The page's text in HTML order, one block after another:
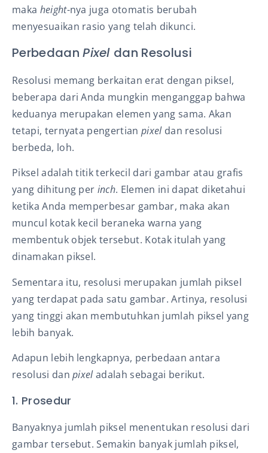
maka height-nya juga otomatis berubah
menyesuaikan rasio yang telah dikunci.
PerbedaanPixel dan Resolusi
Resolusi memang berkaitan erat dengan piksel,
beberapa dari Anda mungkin menganggap bahwa
keduanya merupakan elemen yang sama. Akan
tetapi, ternyata pengertian pixel dan resolusi
berbeda, loh.
Piksel adalah titik terkecil dari gambar atau grafis
yang dihitung per inch. Elemen ini dapat diketahui
ketika Anda memperbesar gambar, maka akan
muncul kotak kecil beraneka warna yang
membentuk objek tersebut. Kotak itulah yang
dinamakan piksel.
Sementara itu, resolusi merupakan jumlah piksel
yang terdapat pada satu gambar. Artinya, resolusi
yang tinggi akan membutuhkan jumlah piksel yang
lebih banyak.
Adapun lebih lengkapnya, perbedaan antara
resolusi danpixeladalah sebagai berikut.
1. Prosedur
Banyaknya jumlah piksel menentukan resolusi dari
gambar tersebut. Semakin banyak jumlah piksel,